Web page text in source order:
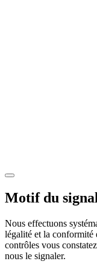
Motif du
Nous effectuons
légalité et la conformité
contrôles vous
nous le signaler.